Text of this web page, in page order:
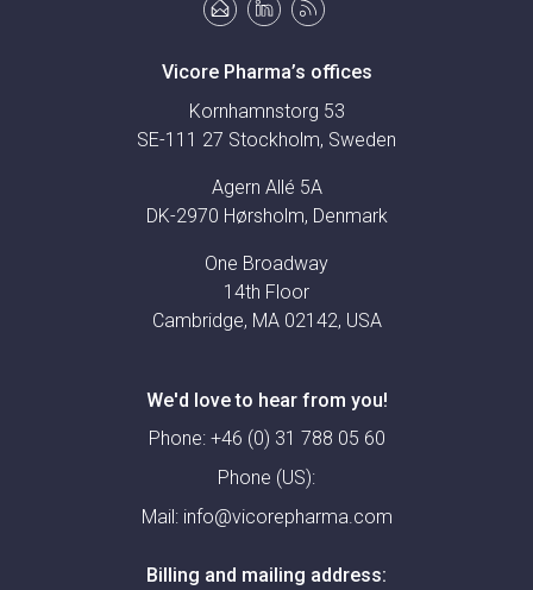
Vicore Pharma’s offices
Kornhamnstorg 53
SE-111 27 Stockholm, Sweden
Agern Allé 5A
DK-2970 Hørsholm, Denmark
One Broadway
14th Floor
Cambridge, MA 02142, USA
We'd love to hear from you!
Phone: +46 (0) 31 788 05 60
Phone (US):
Mail: info@vicorepharma.com
Billing and mailing address: